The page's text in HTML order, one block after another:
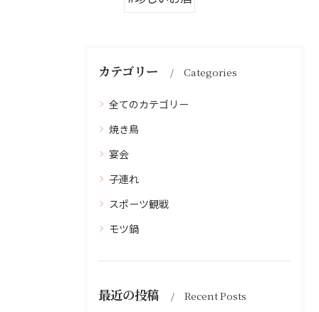
カテゴリー Categories
全てのカテゴリー
焼き鳥
宴会
子連れ
スポーツ観戦
モツ鍋
最近の投稿 Recent Posts